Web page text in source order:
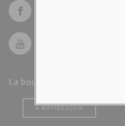
La boutique de l'Università
A BUTTEGUCCIA